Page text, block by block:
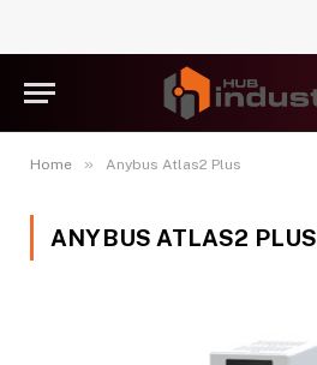
Home » Anybus Atlas2 Plus
ANYBUS ATLAS2 PLUS